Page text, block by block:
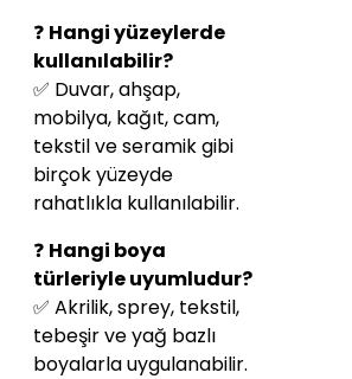
❓ Hangi yüzeylerde
kullanılabilir?
✅ Duvar, ahşap,
mobilya, kağıt, cam,
tekstil ve seramik gibi
birçok yüzeyde
rahatlıkla kullanılabilir.
❓ Hangi boya
türleriyle uyumludur?
✅ Akrilik, sprey, tekstil,
tebeşir ve yağ bazlı
boyalarla uygulanabilir.